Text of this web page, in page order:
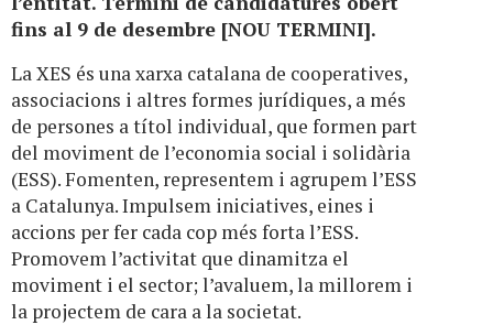
fins al 9 de desembre [NOU TERMINI].
La XES és una xarxa catalana de cooperatives,
associacions i altres formes jurídiques, a més
de persones a títol individual, que formen part
del moviment de l’economia social i solidària
(ESS). Fomenten, representem i agrupem l’ESS
a Catalunya. Impulsem iniciatives, eines i
accions per fer cada cop més forta l’ESS.
Promovem l’activitat que dinamitza el
moviment i el sector; l’avaluem, la millorem i
la projectem de cara a la societat.